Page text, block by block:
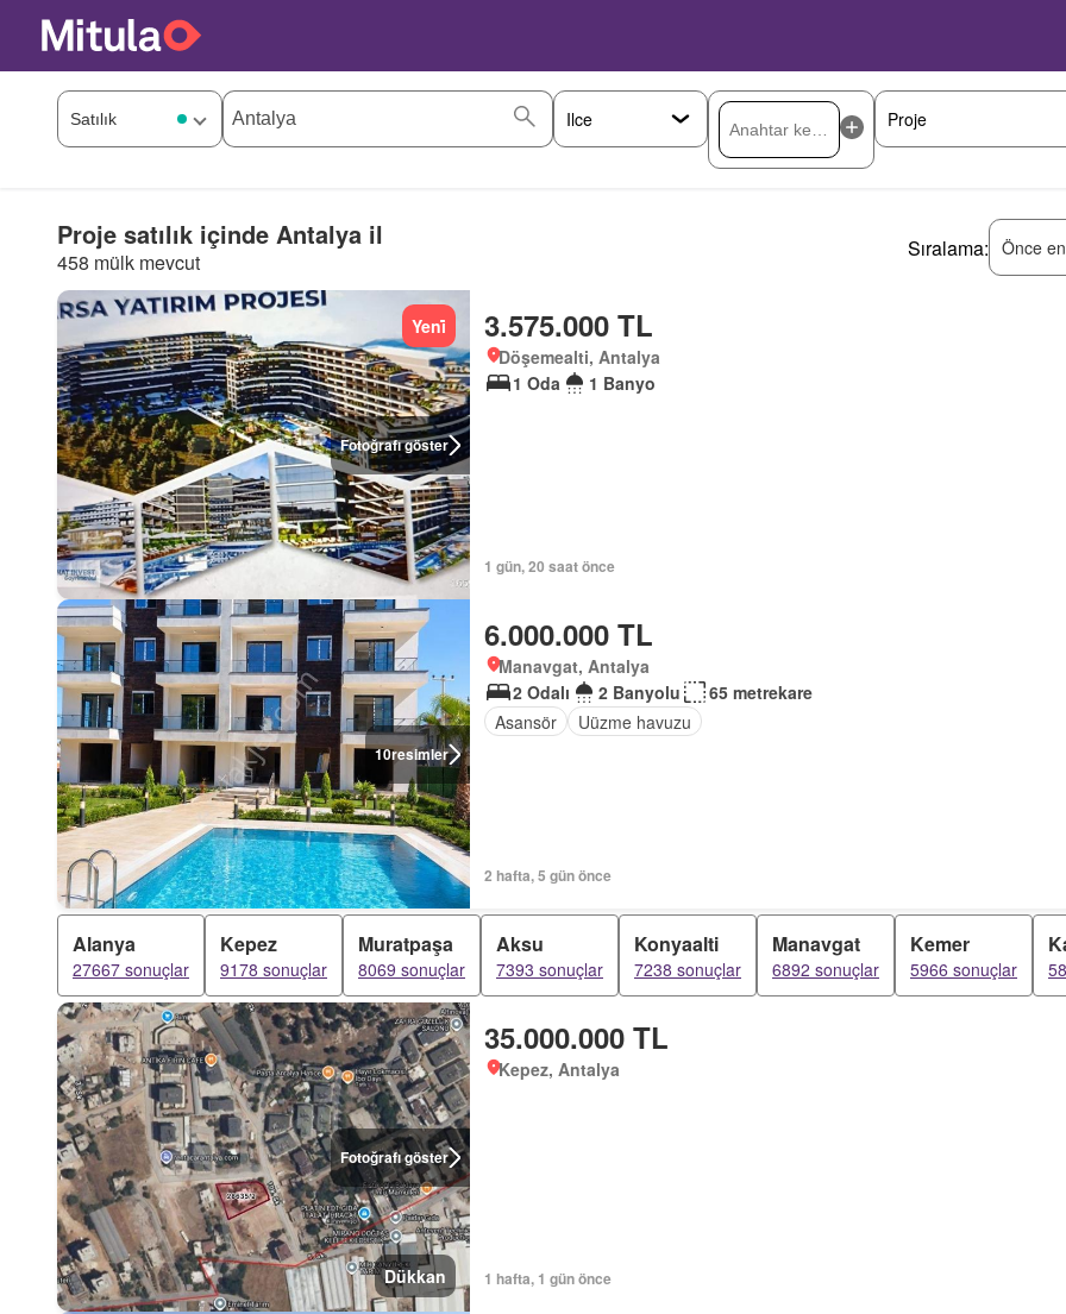
Proje satılık içinde Antalya il
458 mülk mevcut
Sıralama: Önce
Fotoğrafı göster
Yeni̇ 3.575.000 TL
Döşemealti, Antalya
1 Oda
1 Banyo
1 gün, 20 saat önce
10resimler
6.000.000 TL
Manavgat, Antalya
2 Odalı
2 Banyolu
65 metrekare
Asansör
Uüzme havuzu
2 hafta, 5 gün önce
Alanya
27667 sonuçlar
Kepez
9178 sonuçlar
Muratpaşa
8069 sonuçlar
Aksu
7393 sonuçlar
Konyaalti
7238 sonuçlar
Manavgat
6892 sonuçlar
Kemer
5966 sonuçlar
Fotoğrafı göster
Dükkan
35.000.000 TL
Kepez, Antalya
1 hafta, 1 gün önce